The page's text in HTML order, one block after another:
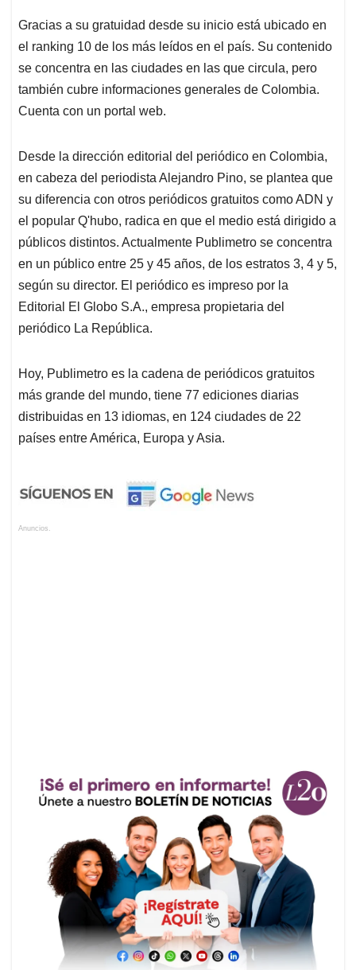
Gracias a su gratuidad desde su inicio está ubicado en
el ranking 10 de los más leídos en el país. Su contenido
se concentra en las ciudades en las que circula, pero
también cubre informaciones generales de Colombia.
Cuenta con un portal web.
Desde la dirección editorial del periódico en Colombia,
en cabeza del periodista Alejandro Pino, se plantea que
su diferencia con otros periódicos gratuitos como ADN y
el popular Q'hubo, radica en que el medio está dirigido a
públicos distintos. Actualmente Publimetro se concentra
en un público entre 25 y 45 años, de los estratos 3, 4 y 5,
según su director. El periódico es impreso por la
Editorial El Globo S.A., empresa propietaria del
periódico La República.
Hoy, Publimetro es la cadena de periódicos gratuitos
más grande del mundo, tiene 77 ediciones diarias
distribuidas en 13 idiomas, en 124 ciudades de 22
países entre América, Europa y Asia.
Anuncios.